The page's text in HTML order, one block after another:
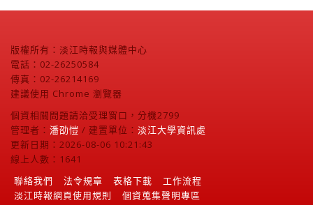
版權所有：淡江時報與媒體中心
電話：02-26250584
傳真：02-26214169
建議使用 Chrome 瀏覽器
個資相關問題請洽受理窗口，分機2799
管理者： 潘劭愷 / 建置單位： 淡江大學資訊處
更新日期：2026-08-06 10:21:43
線上人數：1641
聯絡我們
法令規章 表格下載
工作流程
淡江時報網頁使用規則
個資蒐集聲明專區